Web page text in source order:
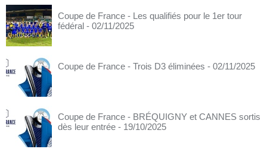
Coupe de France - Les qualifiés pour le 1er tour
fédéral - 02/11/2025
Coupe de France - Trois D3 éliminées - 02/11/2025
Coupe de France - BRÉQUIGNY et CANNES sortis
dès leur entrée - 19/10/2025